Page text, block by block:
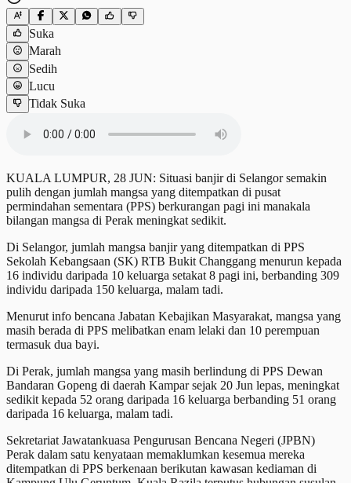
Suka
Marah
Sedih
Lucu
Tidak Suka
KUALA LUMPUR, 28 JUN: Situasi banjir di Selangor semakin
pulih dengan jumlah mangsa yang ditempatkan di pusat
permindahan sementara (PPS) berkurangan pagi ini manakala
bilangan mangsa di Perak meningkat sedikit.
Di Selangor, jumlah mangsa banjir yang ditempatkan di PPS
Sekolah Kebangsaan (SK) RTB Bukit Changgang menurun kepada
16 individu daripada 10 keluarga setakat 8 pagi ini, berbanding 309
individu daripada 150 keluarga, malam tadi.
Menurut info bencana Jabatan Kebajikan Masyarakat, mangsa yang
masih berada di PPS melibatkan enam lelaki dan 10 perempuan
termasuk dua bayi.
Di Perak, jumlah mangsa yang masih berlindung di PPS Dewan
Bandaran Gopeng di daerah Kampar sejak 20 Jun lepas, meningkat
sedikit kepada 52 orang daripada 16 keluarga berbanding 51 orang
daripada 16 keluarga, malam tadi.
Sekretariat Jawatankuasa Pengurusan Bencana Negeri (JPBN)
Perak dalam satu kenyataan memaklumkan kesemua mereka
ditempatkan di PPS berkenaan berikutan kawasan kediaman di